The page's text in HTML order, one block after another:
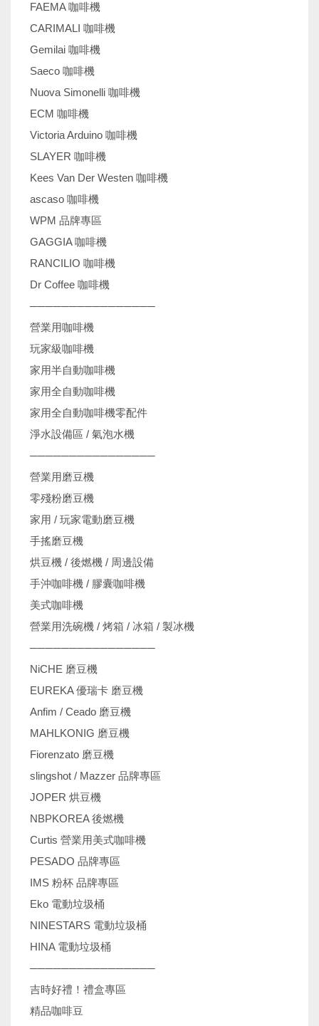
FAEMA 咖啡機
CARIMALI 咖啡機
Gemilai 咖啡機
Saeco 咖啡機
Nuova Simonelli 咖啡機
ECM 咖啡機
Victoria Arduino 咖啡機
SLAYER 咖啡機
Kees Van Der Westen 咖啡機
ascaso 咖啡機
WPM 品牌專區
GAGGIA 咖啡機
RANCILIO 咖啡機
Dr Coffee 咖啡機
────────────────
營業用咖啡機
玩家級咖啡機
家用半自動咖啡機
家用全自動咖啡機
家用全自動咖啡機零配件
淨水設備區 / 氣泡水機
────────────────
營業用磨豆機
零殘粉磨豆機
家用 / 玩家電動磨豆機
手搖磨豆機
烘豆機 / 後燃機 / 周邊設備
手沖咖啡機 / 膠囊咖啡機
美式咖啡機
營業用洗碗機 / 烤箱 / 冰箱 / 製冰機
────────────────
NiCHE 磨豆機
EUREKA 優瑞卡 磨豆機
Anfim / Ceado 磨豆機
MAHLKONIG 磨豆機
Fiorenzato 磨豆機
slingshot / Mazzer 品牌專區
JOPER 烘豆機
NBPKOREA 後燃機
Curtis 營業用美式咖啡機
PESADO 品牌專區
IMS 粉杯 品牌專區
Eko 電動垃圾桶
NINESTARS 電動垃圾桶
HINA 電動垃圾桶
────────────────
吉時好禮！禮盒專區
精品咖啡豆